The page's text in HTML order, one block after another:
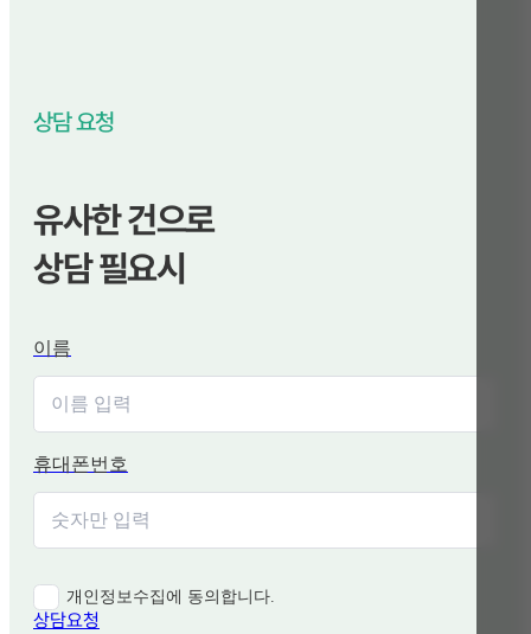
상담 요청
유사한 건으로
상담 필요시
이름
휴대폰번호
개인정보수집에 동의합니다.
상담요청